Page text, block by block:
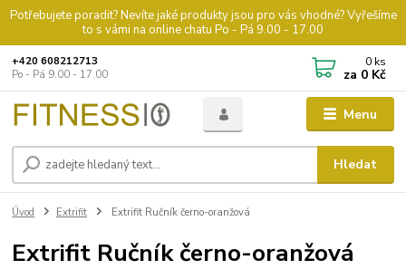
Potřebujete poradit? Nevíte jaké produkty jsou pro vás vhodné? Vyřešíme
to s vámi na online chatu Po - Pá 9.00 - 17.00
Menu
Hledat
+420 608212713
Po - Pá 9.00 - 17.00
0 ks
za 0 Kč
Úvod Extrifit Extrifit Ručník černo-oranžová
Extrifit Ručník černo-oranžová